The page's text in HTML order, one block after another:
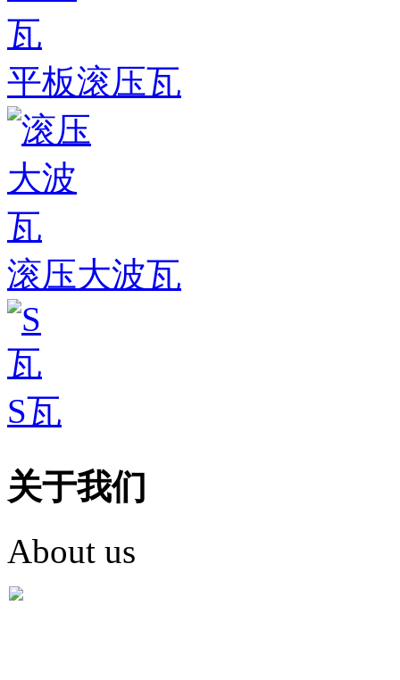
平板滚压瓦
滚压大波瓦
S瓦
关于我们
About us